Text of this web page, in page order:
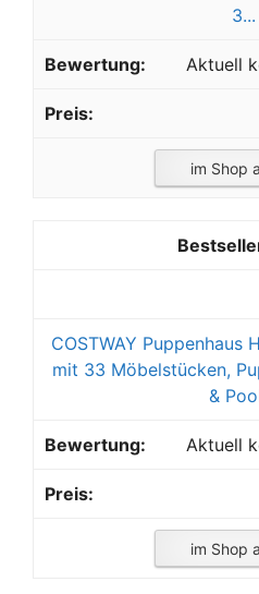
3...
Aktuell
im Shop
COSTWAY Puppenhaus
mit 33 Möbelstücken,
&
Aktuell
im Shop